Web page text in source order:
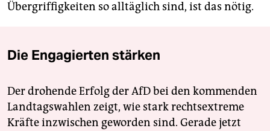
Übergriffigkeiten so alltäglich sind, ist das nötig.
Die Engagierten stärken
Der drohende Erfolg der AfD bei den kommenden
Landtagswahlen zeigt, wie stark rechtsextreme
Kräfte inzwischen geworden sind. Gerade jetzt